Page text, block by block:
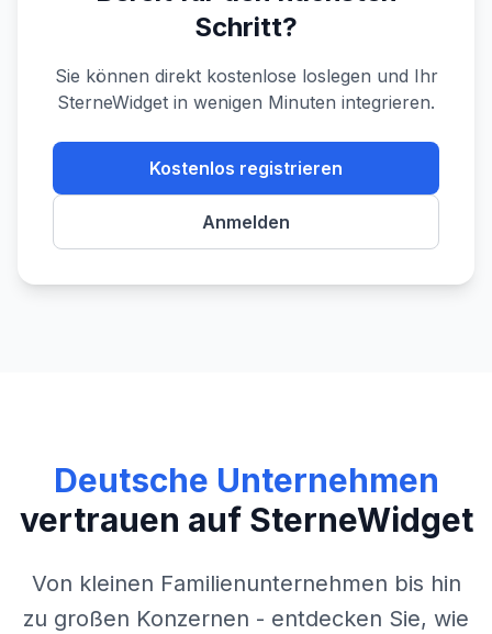
Schritt?
Sie können direkt kostenlose loslegen und Ihr
SterneWidget in wenigen Minuten integrieren.
Kostenlos registrieren
Anmelden
Deutsche Unternehmen
vertrauen auf SterneWidget
Von kleinen Familienunternehmen bis hin
zu großen Konzernen - entdecken Sie, wie